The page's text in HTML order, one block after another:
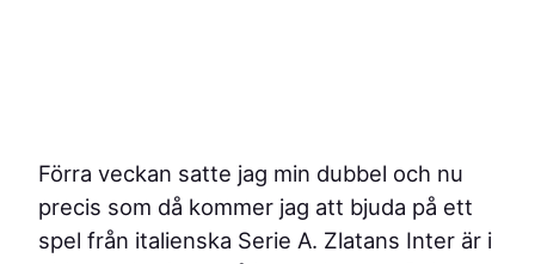
Förra veckan satte jag min dubbel och nu
precis som då kommer jag att bjuda på ett
spel från italienska Serie A. Zlatans Inter är i